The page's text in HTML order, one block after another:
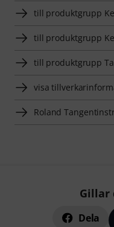
till produktgrupp
till produktgrupp
till produktgrupp
visa
Roland
Gillar
Dela